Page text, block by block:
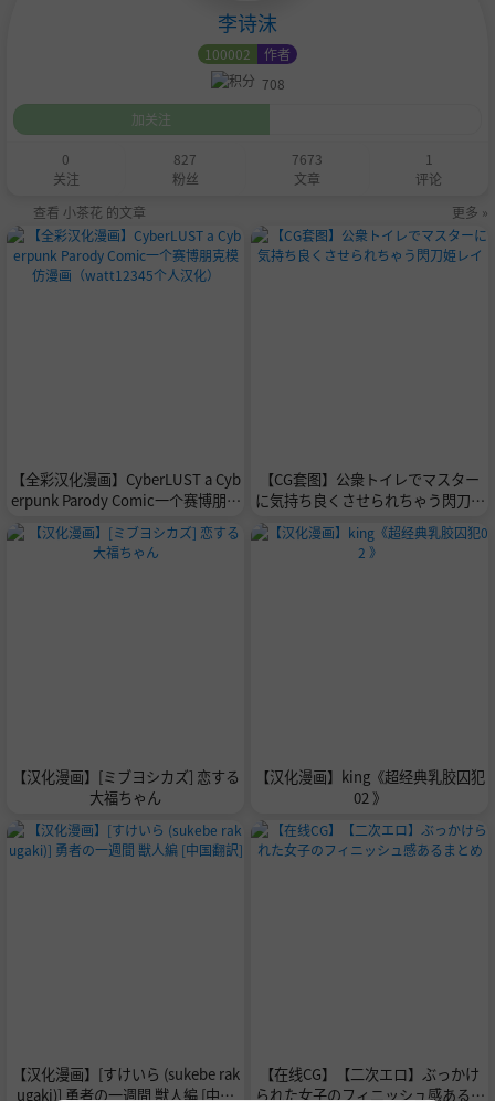
李诗沫
100002
作者
708
加关注
0
关注
827
粉丝
7673
文章
1
评论
查看 小茶花 的文章
更多 »
【全彩汉化漫画】CyberLUST a Cyb
erpunk Parody Comic一个赛博朋克
模仿漫画（watt12345个人汉化）
【CG套图】公衆トイレでマスター
に気持ち良くさせられちゃう閃刀姫
【汉化漫画】[ミブヨシカズ] 恋する
大福ちゃん
【汉化漫画】king《超经典乳胶囚犯
02 》
【汉化漫画】[すけいら (sukebe rak
ugaki)] 勇者の一週間 獣人編 [中国
【在线CG】【二次エロ】ぶっかけ
られた女子のフィニッシュ感あるま